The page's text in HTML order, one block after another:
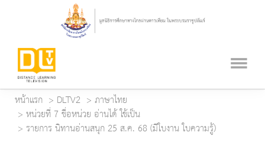
หน้าแรก DLTV2
ภาษาไทย
หน่วยที่ 7 ชื่อหน่วย อ่านได้ ใช้เป็น
รายการ นิทานอ่านสนุก 25 ส.ค. 68 (มีใบงาน ใบความรู้)